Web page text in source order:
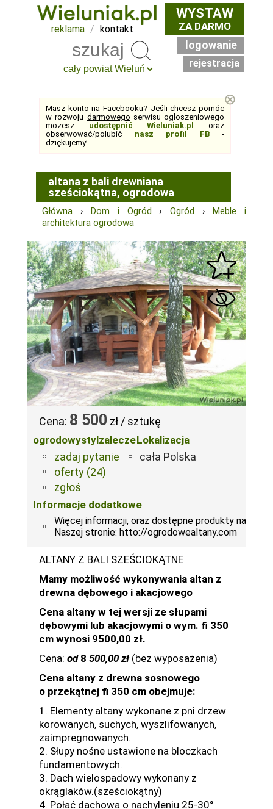
reklama / kontakt
WYSTAW
ZA DARMO
logowanie
rejestracja
Masz konto na Facebooku? Jeśli chcesz pomóc
w rozwoju darmowego serwisu ogłoszeniowego
możesz udostępnić Wieluniak.pl
oraz
obserwować/polubić nasz profil FB-
dziękujemy!
⊗
altana z bali drewniana
sześciokątna, ogrodowa
Główna ›Dom i Ogród ›Ogród ›Meble i
architektura ogrodowa
Cena: 8 500 zł / sztukę
ogrodowystylzalecze
zadaj pytanie
oferty (24)
zgłoś
Lokalizacja
cała Polska
Informacje dodatkowe
Więcej informacji, oraz dostępne produkty na
Naszej stronie: htto://ogrodowealtany.com
ALTANY Z BALI SZEŚCIOKĄTNE
Mamy możliwość wykonywania altan z
drewna dębowego i akacjowego
Cena altany w tej wersji ze słupami
dębowymi lub akacjowymi o wym. fi 350
cm wynosi 9500,00 zł.
Cena: od8 500,00 zł (bez wyposażenia)
Cena altany z drewna sosnowego
o przekątnej fi 350 cm obejmuje:
1. Elementy altany wykonane z pni drzew
korowanych, suchych, wyszlifowanych,
zaimpregnowanych.
2. Słupy nośne ustawione na bloczkach
fundamentowych.
3. Dach wielospadowy wykonany z
okrąglaków.(sześciokątny)
4. Połać dachowa o nachyleniu 25-30°